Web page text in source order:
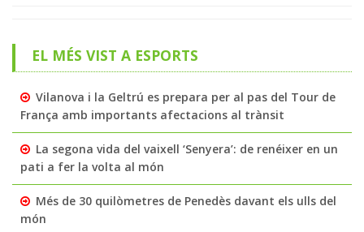
EL MÉS VIST A ESPORTS
Vilanova i la Geltrú es prepara per al pas del Tour de
França amb importants afectacions al trànsit
La segona vida del vaixell ‘Senyera’: de renéixer en un
pati a fer la volta al món
Més de 30 quilòmetres de Penedès davant els ulls del
món